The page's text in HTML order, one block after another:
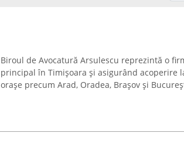
Biroul de Avocatură Arsulescu reprezintă o
principal în Timișoara și asigurând acoperire
orașe precum Arad, Oradea, Brașov și